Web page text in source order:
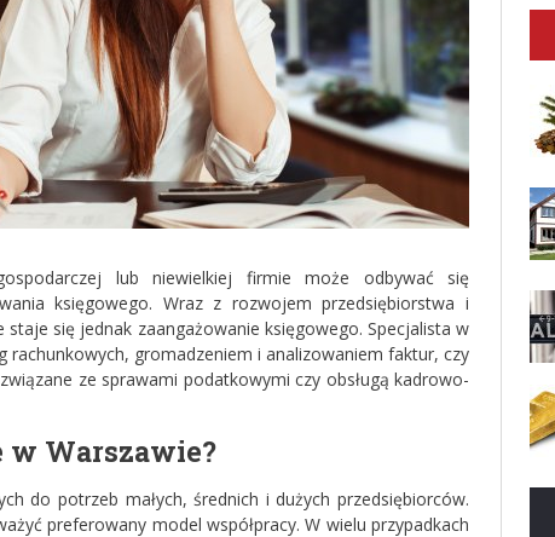
lub niewielkiej firmie może odbywać się
księgowego. Wraz z rozwojem przedsiębiorstwa i
się jednak zaangażowanie księgowego. Specjalista w
gromadzeniem i analizowaniem faktur, czy
ze sprawami podatkowymi czy obsługą kadrowo-
w Warszawie?
do potrzeb małych, średnich i dużych przedsiębiorców.
preferowany model współpracy. W wielu przypadkach